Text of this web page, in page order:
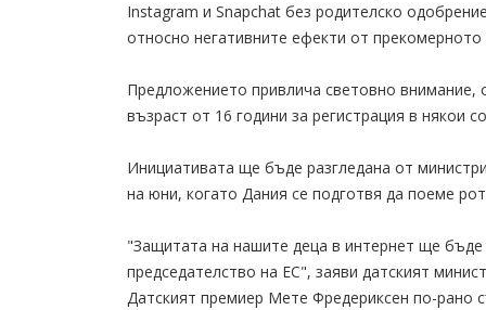
Instagram и Snapchat без родителско
относно негативните ефекти от
Предложението привлича световно внимание,
възраст от 16 години за регистрация в някои
Инициативата ще бъде разгледана от
на юни, когато Дания се подготвя да поеме
"Защитата на нашите деца в интернет ще
председателство на ЕС", заяви датският
Датският премиер Мете Фредериксен по-рано